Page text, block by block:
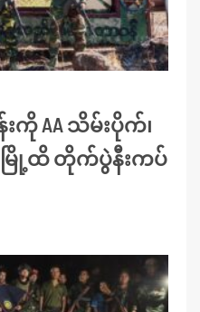
ကို AA သိမ်းပိုက်၊
မြို့ထိ တိုက်ပွဲနီးကပ်